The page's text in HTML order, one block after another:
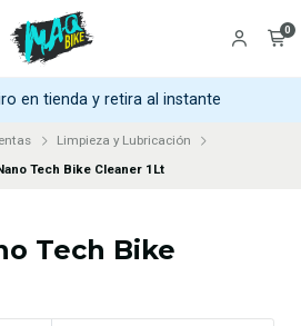
0
en tienda y retira al instante
Limpieza y Lubricación
Tech Bike Cleaner 1Lt
Tech Bike